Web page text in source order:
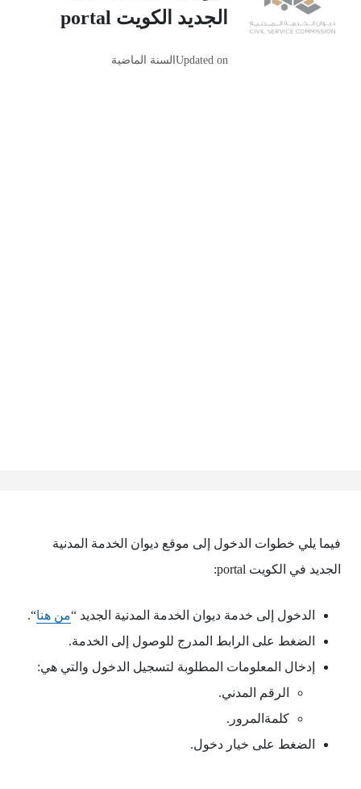
الجديد الكويت portal
Updated onالسنة الماضية
فيما يلي خطوات الدخول إلى موقع ديوان الخدمة المدنية
الجديد في الكويت portal:
الدخول إلى خدمة ديوان الخدمة المدنية الجديد “من هنا“.
الضغط على الرابط المدرج للوصول إلى الخدمة.
إدخال المعلومات المطلوبة لتسجيل الدخول والتي هي:
الرقم المدني.
كلمةالمرور.
الضغط على خيار دخول.